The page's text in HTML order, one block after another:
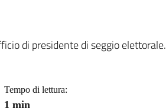
di presidente di seggio elettorale.
Tempo di lettura:
1 min